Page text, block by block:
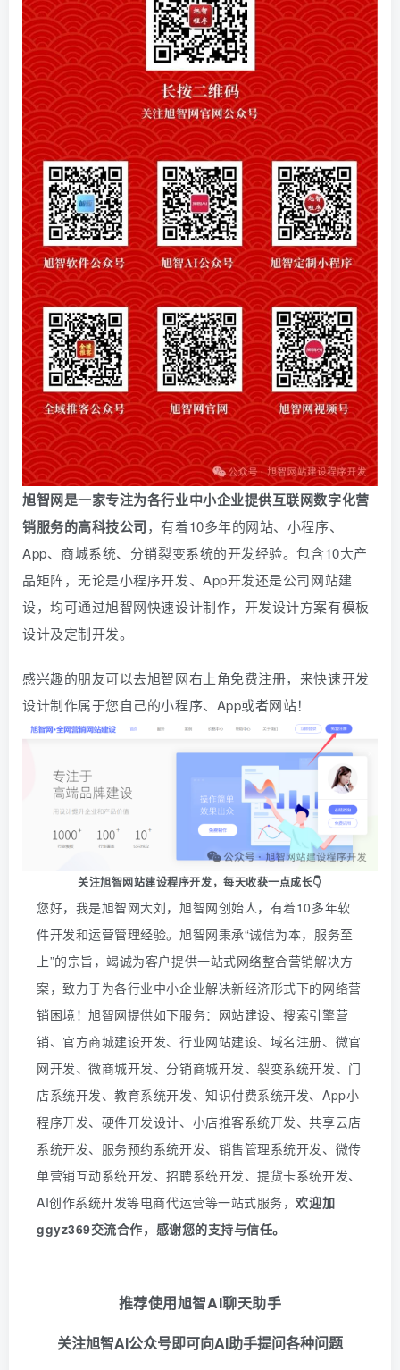
旭智网是一家专注为各行业中小企业提供互联网数字化营
销服务的高科技公司，有着10多年的网站、小程序、
App、商城系统、 分销裂变系统的开发经验。包含10大产
品矩阵，无论是小程序开发、App开发还是公司网站建
设，均可通过旭智网快速设计制作，开发设计方案有模板
设计及定制开发。
感兴趣的朋友可以去旭智网右上角免费注册， 来快速开发
设计制作属于您自己的小程序、App或者网站！
关注旭智网站建设程序开发，每天收获一点成长👇
您好，我是旭智网大刘，旭智网创始人，有着10多年软
件开发和运营管理经验。旭智网秉承“诚信为本，服务至
上”的宗旨，竭诚为客户提供一站式网络整合营销解决方
案，致力于为各行业中小企业解决新经济形式下的网络营
销困境！旭智网提供如下服务：网站建设、搜索引擎营
销、官方商城建设开发、行业网站建设、域名注册、微官
网开发、微商城开发、分销商城开发、裂变系统开发、门
店系统开发、教育系统开发、知识付费系统开发、 App小
程序开发、硬件开发设计、小店推客系统开发、共享云店
系统开发、服务预约系统开发、销售管理系统开发、微传
单营销互动系统开发、招聘系统开发、提货卡系统开发、
AI创作系统开发等电商代运营等一站式服务，欢迎加
ggyz369交流合作，感谢您的支持与信任。
推荐使用旭智AI聊天助手
关注旭智AI公众号即可向AI助手提问各种问题